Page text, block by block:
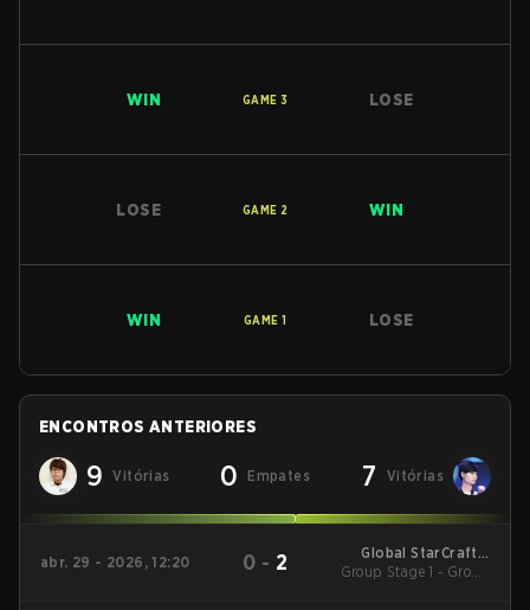
WIN GAME 3 LOSE
LOSE GAME 2 WIN
WIN GAME 1 LOSE
ENCONTROS ANTERIORES
9 Vitórias 0 Empates 7 Vitórias
abr. 29 - 2026, 12:20 0 - 2
Global StarCraft II
League Season 1 2026
Group Stage 1 - Group